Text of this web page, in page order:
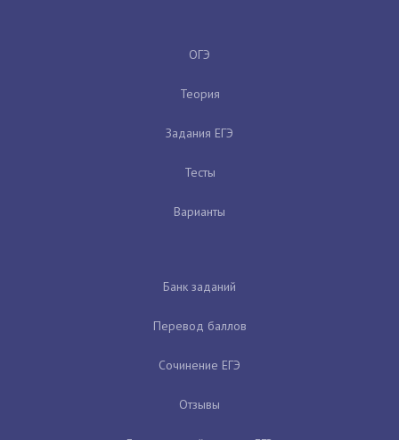
ОГЭ
Теория
Задания ЕГЭ
Тесты
Варианты
Банк заданий
Перевод баллов
Сочинение ЕГЭ
Отзывы